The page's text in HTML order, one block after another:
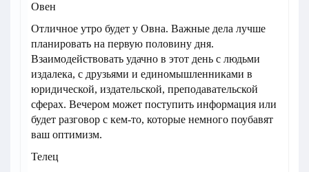
Овен
Отличное утро будет у Овна. Важные дела лучше
планировать на первую половину дня.
Взаимодействовать удачно в этот день с людьми
издалека, с друзьями и единомышленниками в
юридической, издательской, преподавательской
сферах. Вечером может поступить информация или
будет разговор с кем-то, которые немного поубавят
ваш оптимизм.
Телец